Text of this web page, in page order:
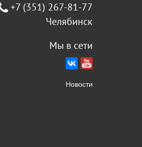
+7 (351) 267-81-77
Челябинск
Мы в сети
Новости